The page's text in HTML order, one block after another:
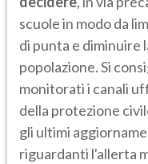
scuole in modo da
di punta e diminuire
popolazione. Si
monitorati i canali
della protezione
gli ultimi
riguardanti l'allerta